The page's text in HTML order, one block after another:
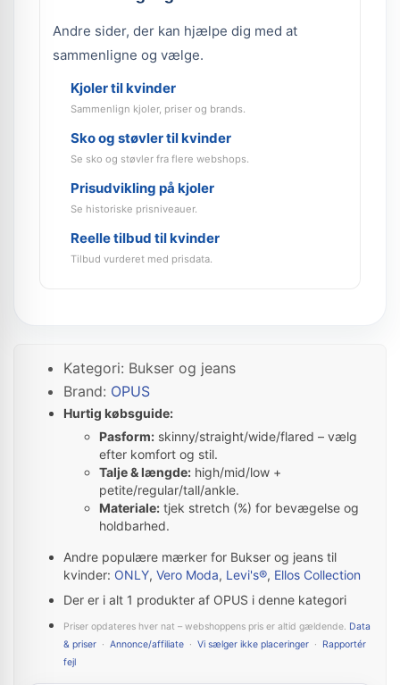
Andre sider, der kan hjælpe dig med at
sammenligne og vælge.
Kjoler til kvinder
Sammenlign kjoler, priser og brands.
Sko og støvler til kvinder
Se sko og støvler fra flere webshops.
Prisudvikling på kjoler
Se historiske prisniveauer.
Reelle tilbud til kvinder
Tilbud vurderet med prisdata.
Kategori: Bukser og jeans
Brand: OPUS
Hurtig købsguide:
Pasform: skinny/straight/wide/flared – vælg
efter komfort og stil.
Talje & længde: high/mid/low +
petite/regular/tall/ankle.
Materiale: tjek stretch (%) for bevægelse og
holdbarhed.
Andre populære mærker for Bukser og jeans til
kvinder: ONLY, Vero Moda, Levi's®, Ellos Collection
Der er i alt 1 produkter af OPUS i denne kategori
Priser opdateres hver nat – webshoppens pris er altid gældende. Data
& priser · Annonce/affiliate · Vi sælger ikke placeringer · Rapportér
fejl